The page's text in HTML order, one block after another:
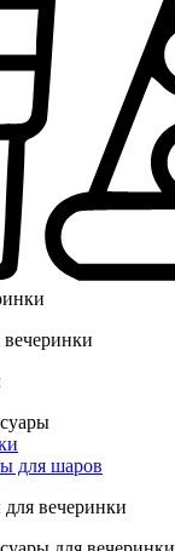
для шаров
вечеринки